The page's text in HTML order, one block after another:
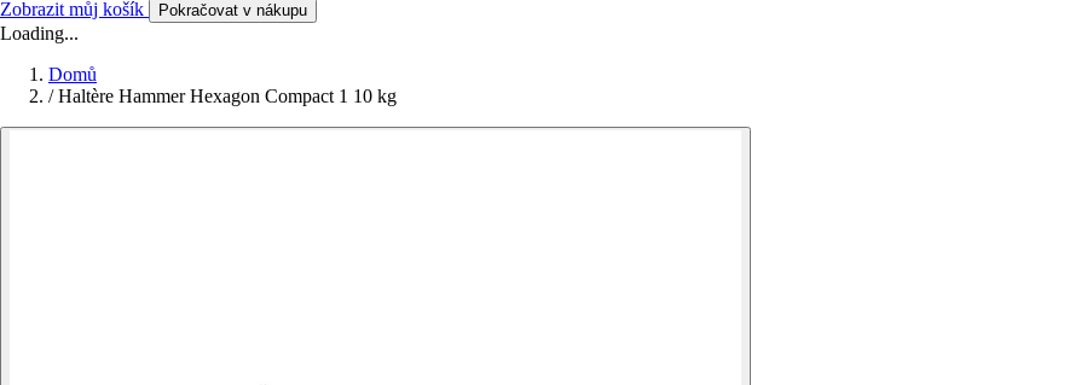
Zobrazit můj košík Pokračovat v nákupu
Loading...
Domů
/ Haltère Hammer Hexagon Compact 1 10 kg